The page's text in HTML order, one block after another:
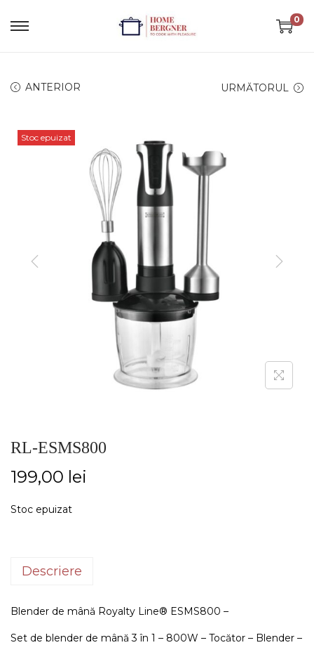
0
ANTERIOR URMĂTORUL
Stoc epuizat
RL-ESMS800
199,00 lei
Stoc epuizat
Descriere
Blender de mână Royalty Line® ESMS800 –
Set de blender de mână 3 în 1 – 800W – Tocător – Blender –